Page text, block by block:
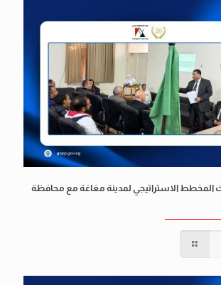
المخطط الاستراتيجي لمدينة مغاغة مع محافظة